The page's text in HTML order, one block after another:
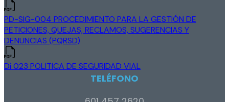
PD-SIG-004 PROCEDIMIENTO PARA LA GESTIÓN DE
PETICIONES, QUEJAS, RECLAMOS, SUGERENCIAS Y
DENUNCIAS (PQRSD)
Di 023 POLITICA DE SEGURIDAD VIAL
TELÉFONO